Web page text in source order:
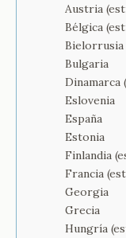
Austria
Bélgica
Bielorrusia
Bulgaria
Dinamarca
Eslovenia
España
Estonia
Finlandia
Francia
Georgia
Grecia
Hungría